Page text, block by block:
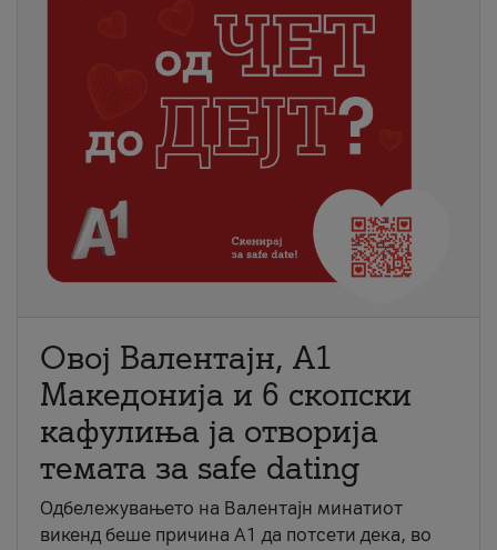
Овој Валентајн, A1
Македонија и 6 скопски
кафулиња ја отворија
темата за safe dating
Одбележувањето на Валентајн минатиот
викенд беше причина А1 да потсети дека, во